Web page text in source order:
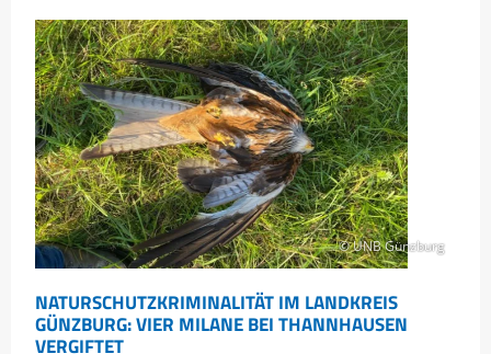
© UNB Günzburg
NATURSCHUTZKRIMINALITÄT IM LANDKREIS
GÜNZBURG: VIER MILANE BEI THANNHAUSEN
VERGIFTET